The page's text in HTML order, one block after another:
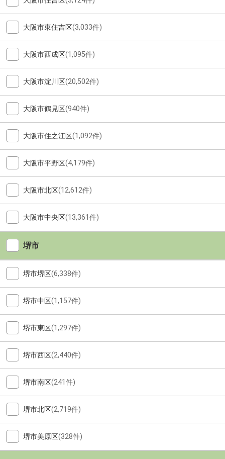
大阪市東住吉区(3,033件)
大阪市西成区(1,095件)
大阪市淀川区(20,502件)
大阪市鶴見区(940件)
大阪市住之江区(1,092件)
大阪市平野区(4,179件)
大阪市北区(12,612件)
大阪市中央区(13,361件)
堺市
堺市堺区(6,338件)
堺市中区(1,157件)
堺市東区(1,297件)
堺市西区(2,440件)
堺市南区(241件)
堺市北区(2,719件)
堺市美原区(328件)